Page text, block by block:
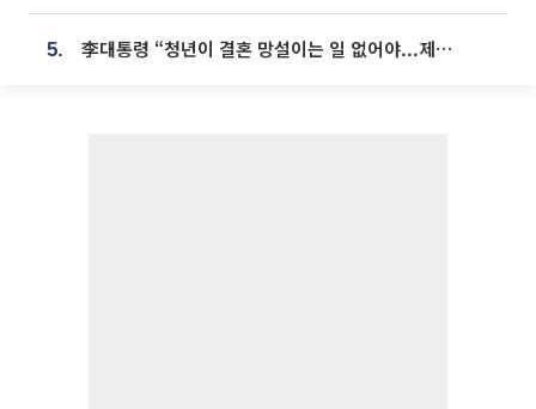
5. 李대통령 “청년이 결혼 망설이는 일 없어야...제도상 불이익 조사”